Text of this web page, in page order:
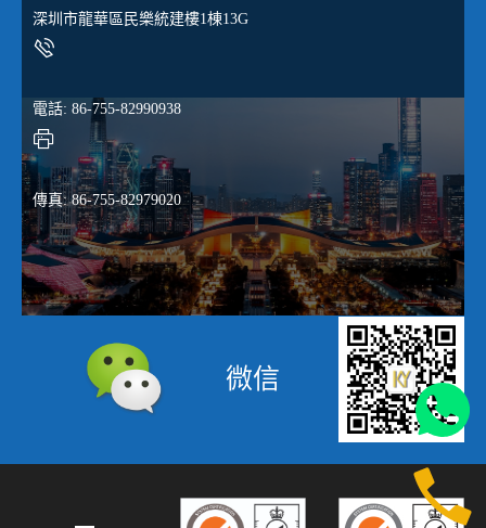
深圳市龍華區民樂統建樓1棟13G
電話: 86-755-82990938
傳真: 86-755-82979020
微信